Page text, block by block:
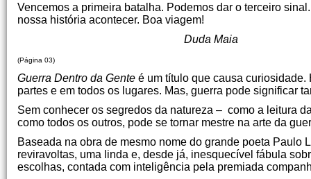
Vencemos a primeira batalha. Podemos dar o terceiro
nossa história acontecer. Boa viagem!
Duda Maia
(Página 03)
Guerra Dentro da Gente é um título que causa
partes e em todos os lugares. Mas, guerra pode significar
Sem conhecer os segredos da natureza – como a leitura
como todos os outros, pode se tornar mestre na arte da
Baseada na obra de mesmo nome do grande poeta Paulo
reviravoltas, uma linda e, desde já, inesquecível fábula
escolhas, contada com inteligência pela premiada